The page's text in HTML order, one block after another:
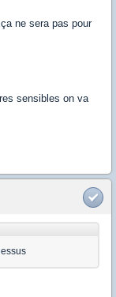
ne sera pas pour
sensibles on va